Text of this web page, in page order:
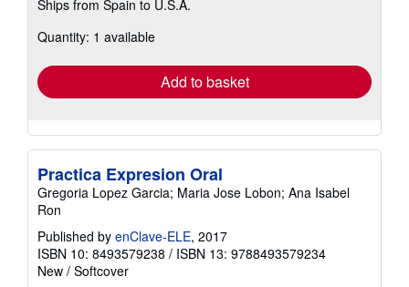
more
Ships from Spain to U.S.A.
Quantity: 1 available
Add to basket
Practica Expresion Oral
Gregoria Lopez Garcia; Maria Jose Lobon; Ana Isabel
Ron
Published by enClave-ELE, 2017
ISBN 10: 8493579238 / ISBN 13: 9788493579234
New / Softcover